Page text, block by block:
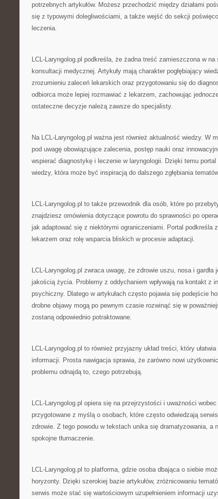
potrzebnych artykułów. Możesz przechodzić między działami
się z typowymi dolegliwościami, a także wejść do sekcji
leczenia.
LCL-Laryngolog.pl podkreśla, że żadna treść zamieszczona w na
konsultacji medycznej. Artykuły mają charakter pogłębiający
zrozumieniu zaleceń lekarskich oraz przygotowaniu się do
odbiorca może lepiej rozmawiać z lekarzem, zachowując
ostateczne decyzje należą zawsze do specjalisty.
Na LCL-Laryngolog.pl ważna jest również aktualność wiedzy. W
pod uwagę obowiązujące zalecenia, postęp nauki oraz
wspierać diagnostykę i leczenie w laryngologii. Dzięki temu
wiedzy, która może być inspiracją do dalszego zgłębiania
LCL-Laryngolog.pl to także przewodnik dla osób, które po
znajdziesz omówienia dotyczące powrotu do sprawności po
jak adaptować się z niektórymi ograniczeniami. Portal podkreśla
lekarzem oraz rolę wsparcia bliskich w procesie adaptacji.
LCL-Laryngolog.pl zwraca uwagę, że zdrowie uszu, nosa i
jakością życia. Problemy z oddychaniem wpływają na kontakt z
psychiczny. Dlatego w artykułach często pojawia się podejście
drobne objawy mogą po pewnym czasie rozwinąć się w
zostaną odpowiednio potraktowane.
LCL-Laryngolog.pl to również przyjazny układ treści, który
informacji. Prosta nawigacja sprawia, że zarówno nowi
problemu odnajdą to, czego potrzebują.
LCL-Laryngolog.pl opiera się na przejrzystości i uważności
przygotowane z myślą o osobach, które często odwiedzają
zdrowie. Z tego powodu w tekstach unika się dramatyzowania, a
spokojne tłumaczenie.
LCL-Laryngolog.pl to platforma, gdzie osoba dbająca o siebie
horyzonty. Dzięki szerokiej bazie artykułów, zróżnicowaniu
serwis może stać się wartościowym uzupełnieniem informacji